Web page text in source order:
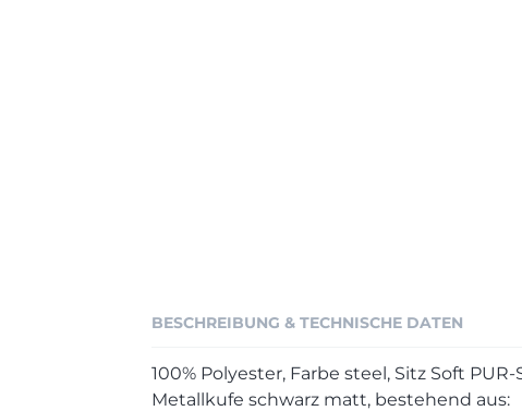
BESCHREIBUNG & TECHNISCHE DATEN
100% Polyester, Farbe steel, Sitz Soft
Metallkufe schwarz matt, bestehend aus: